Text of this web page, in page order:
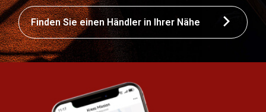
Finden Sie einen Händler in Ihrer Nähe